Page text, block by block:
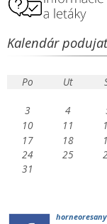
Kalendár
Po
Ut
3
4
10
11
17
18
24
25
31